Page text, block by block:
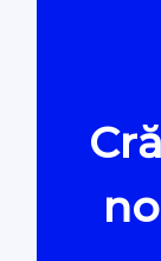
Oamenii
#Verificat